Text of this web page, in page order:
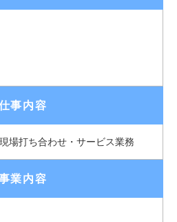
事内容
場打ち合わせ・サービス業務
業内容